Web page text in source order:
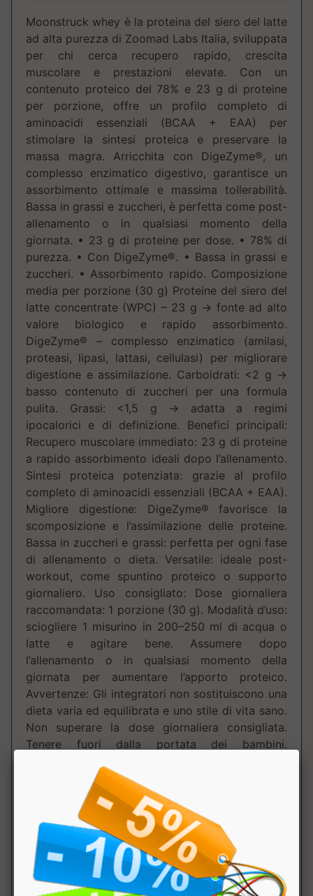
Moonstruck whey è la proteina del siero del latte
ad alta purezza di Zoomad Labs Italia, sviluppata
per chi cerca recupero rapido, crescita
muscolare e prestazioni elevate. Con un
contenuto proteico del 78% e 23 g di proteine
per porzione, offre un profilo completo di
aminoacidi essenziali (BCAA + EAA) per
stimolare la sintesi proteica e preservare la
massa magra. Arricchita con DigeZyme®, un
complesso enzimatico digestivo, garantisce un
assorbimento ottimale e massima tollerabilità.
Bassa in grassi e zuccheri, è perfetta come post-
allenamento o in qualsiasi momento della
giornata. • 23 g di proteine per dose. • 78% di
purezza. • Con DigeZyme®. • Bassa in grassi e
zuccheri. • Assorbimento rapido. Composizione
media per porzione (30 g) Proteine del siero del
latte concentrate (WPC) – 23 g → fonte ad alto
valore biologico e rapido assorbimento.
DigeZyme® – complesso enzimatico (amilasi,
proteasi, lipasi, lattasi, cellulasi) per migliorare
digestione e assimilazione. Carboidrati: <2 g →
basso contenuto di zuccheri per una formula
pulita. Grassi: <1,5 g → adatta a regimi
ipocalorici e di definizione. Benefici principali:
Recupero muscolare immediato: 23 g di proteine
a rapido assorbimento ideali dopo l’allenamento.
Sintesi proteica potenziata: grazie al profilo
completo di aminoacidi essenziali (BCAA + EAA).
Migliore digestione: DigeZyme® favorisce la
scomposizione e l’assimilazione delle proteine.
Bassa in zuccheri e grassi: perfetta per ogni fase
di allenamento o dieta. Versatile: ideale post-
workout, come spuntino proteico o supporto
giornaliero. Uso consigliato: Dose giornaliera
raccomandata: 1 porzione (30 g). Modalità d’uso:
sciogliere 1 misurino in 200–250 ml di acqua o
latte e agitare bene. Assumere dopo
l’allenamento o in qualsiasi momento della
giornata per aumentare l’apporto proteico.
Avvertenze: Gli integratori non sostituiscono una
dieta varia ed equilibrata e uno stile di vita sano.
Non superare la dose giornaliera consigliata.
Tenere fuori dalla portata dei bambini.
chiuso. Contiene derivati del latte (lattosio).
Tabella Nutrizionale:
Componente
100
Gr.
dose
(30g)
NRV